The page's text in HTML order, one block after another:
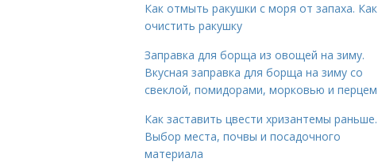
Как отмыть ракушки с моря от запаха. Как
очистить ракушку
Заправка для борща из овощей на зиму.
Вкусная заправка для борща на зиму со
свеклой, помидорами, морковью и перцем
Как заставить цвести хризантемы раньше.
Выбор места, почвы и посадочного
материала